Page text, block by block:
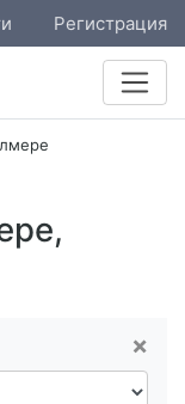
Регистрация
×